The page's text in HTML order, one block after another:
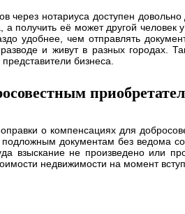
через нотариуса доступен
а получить её может другой
удобнее, чем отправлять
разводе и живут в разных городах.
бизнеса.
о компенсациях для
документам без ведома
взыскание не произведено или
недвижимости на момент